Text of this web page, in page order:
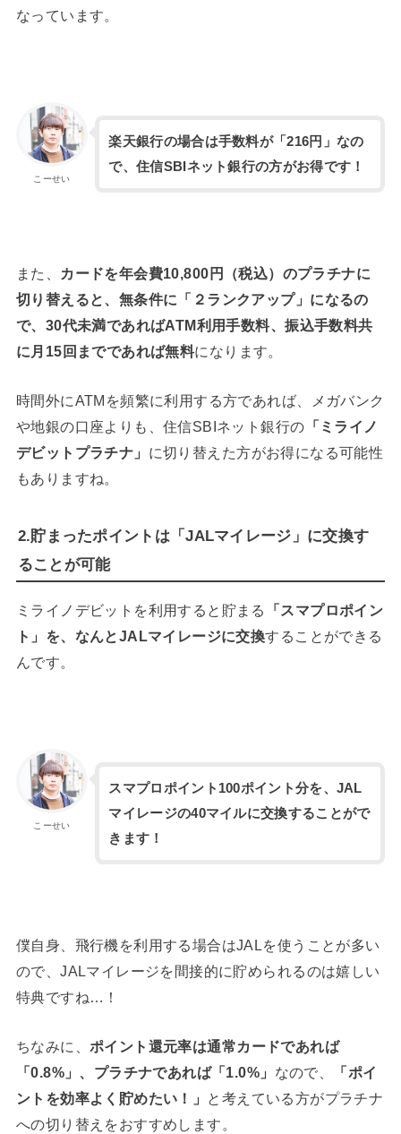
なっています。
こーせい
楽天銀行の場合は手数料が「216円」なの
で、住信SBIネット銀行の方がお得です！
また、
カードを年会費10,800円（税込）のプラチナに
切り替えると、無条件に「２ランクアップ」になるの
で、30代未満であればATM利用手数料、振込手数料共
に月15回までであれば無料になります。
時間外にATMを頻繁に利用する方であれば、メガバンク
や地銀の口座よりも、住信SBIネット銀行の 「ミライノ
デビットプラチナ」 に切り替えた方がお得になる可能性
もありますね。
2.貯まったポイントは「JALマイレージ」に交換す
ることが可能
ミライノデビットを利用すると貯まる
「スマプロポイン
ト」を、なんとJALマイレージに交換することができる
んです。
こーせい
スマプロポイント100ポイント分を、JAL
マイレージの40マイルに交換することがで
きます！
僕自身、飛行機を利用する場合はJALを使うことが多い
ので、JALマイレージを間接的に貯められるのは嬉しい
特典ですね…！
ちなみに、 ポイント還元率は通常カードであれば
「0.8%」、プラチナであれば「1.0%」 なので、
「ポイ
ントを効率よく貯めたい！」 と考えている方がプラチナ
への切り替えをおすすめします。